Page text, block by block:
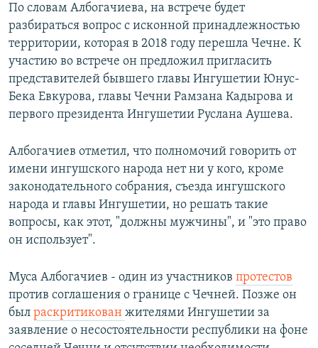
По словам Албогачиева, на встрече будет
разбираться вопрос с исконной принадлежностью
территории, которая в 2018 году перешла Чечне. К
участию во встрече он предложил пригласить
представителей бывшего главы Ингушетии Юнус-
Бека Евкурова, главы Чечни Рамзана Кадырова и
первого президента Ингушетии Руслана Аушева.
Албогачиев отметил, что полномочий говорить от
имени ингушского народа нет ни у кого, кроме
законодательного собрания, съезда ингушского
народа и главы Ингушетии, но решать такие
вопросы, как этот, "должны мужчины", и "это право
он использует".
Муса Албогачиев - один из участников протестов
против соглашения о границе с Чечней. Позже он
был раскритикован жителями Ингушетии за
заявление о несостоятельности республики на фоне